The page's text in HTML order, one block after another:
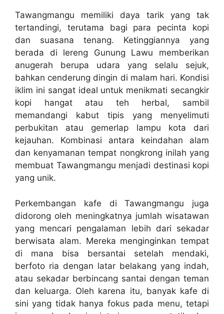
Tawangmangu memiliki daya tarik yang tak
tertandingi, terutama bagi para pecinta kopi
dan suasana tenang. Ketinggiannya yang
berada di lereng Gunung Lawu memberikan
anugerah berupa udara yang selalu sejuk,
bahkan cenderung dingin di malam hari. Kondisi
iklim ini sangat ideal untuk menikmati secangkir
kopi hangat atau teh herbal, sambil
memandangi kabut tipis yang menyelimuti
perbukitan atau gemerlap lampu kota dari
kejauhan. Kombinasi antara keindahan alam
dan kenyamanan tempat nongkrong inilah yang
membuat Tawangmangu menjadi destinasi kopi
yang unik.
Perkembangan kafe di Tawangmangu juga
didorong oleh meningkatnya jumlah wisatawan
yang mencari pengalaman lebih dari sekadar
berwisata alam. Mereka menginginkan tempat
di mana bisa bersantai setelah mendaki,
berfoto ria dengan latar belakang yang indah,
atau sekadar berbincang santai dengan teman
dan keluarga. Oleh karena itu, banyak kafe di
sini yang tidak hanya fokus pada menu, tetapi